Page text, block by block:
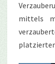
mittels